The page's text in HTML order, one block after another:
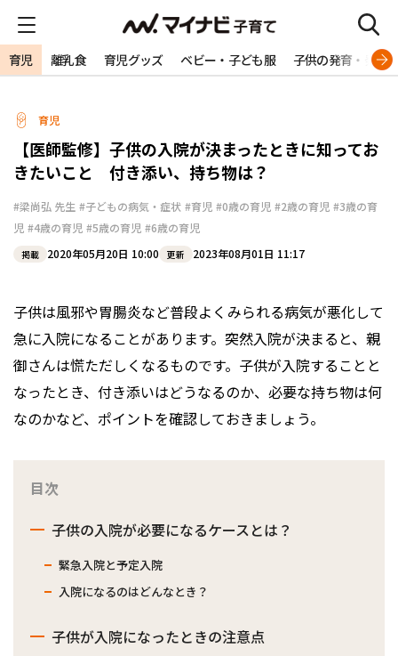
育児 離乳食 育児グッズ ベビー・子ども服 子供の発育・発達
育児
【医師監修】子供の入院が決まったときに知ってお
きたいこと 付き添い、持ち物は？
#梁尚弘 先生 #子どもの病気・症状 #育児 #0歳の育児 #2歳の育児 #3歳の育
児 #4歳の育児 #5歳の育児 #6歳の育児
掲載 2020年05月20日 10:00 更新 2023年08月01日 11:17
子供は風邪や胃腸炎など普段よくみられる病気が悪化して
急に入院になることがあります。突然入院が決まると、親
御さんは慌ただしくなるものです。子供が入院することと
なったとき、付き添いはどうなるのか、必要な持ち物は何
なのかなど、ポイントを確認しておきましょう。
目次
子供の入院が必要になるケースとは？
緊急入院と予定入院
入院になるのはどんなとき？
子供が入院になったときの注意点